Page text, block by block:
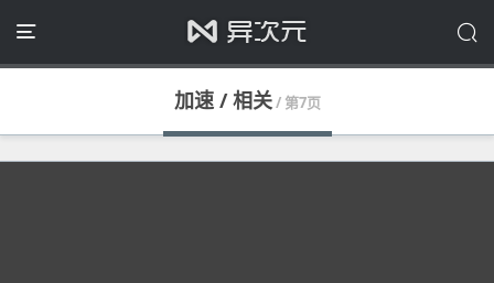
加速 / 相关/ 第7页